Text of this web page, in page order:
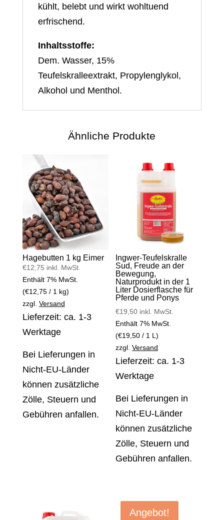
kühlt, belebt und wirkt wohltuend
erfrischend.
Inhaltsstoffe:
Dem. Wasser, 15%
Teufelskralleextrakt, Propylenglykol,
Alkohol und Menthol.
Ähnliche Produkte
Hagebutten 1 kg Eimer
€12,75 inkl. MwSt.
Enthält 7% MwSt.
(€12,75/ 1 kg)
zzgl. Versand
Lieferzeit: ca. 1-3
Werktage
Bei Lieferungen in
Nicht-EU-Länder
können zusätzliche
Zölle, Steuern und
Gebühren anfallen.
Ingwer-Teufelskralle
Sud, Freude an der
Bewegung,
Naturprodukt in der 1
Liter Dosierflasche für
Pferde und Ponys
€19,50 inkl. MwSt.
Enthält 7% MwSt.
(€19,50 / 1 L)
zzgl.Versand
Lieferzeit: ca. 1-3
Werktage
Bei Lieferungen in
Nicht-EU-Länder
können zusätzliche
Zölle, Steuern und
Gebühren anfallen.
Angebot!